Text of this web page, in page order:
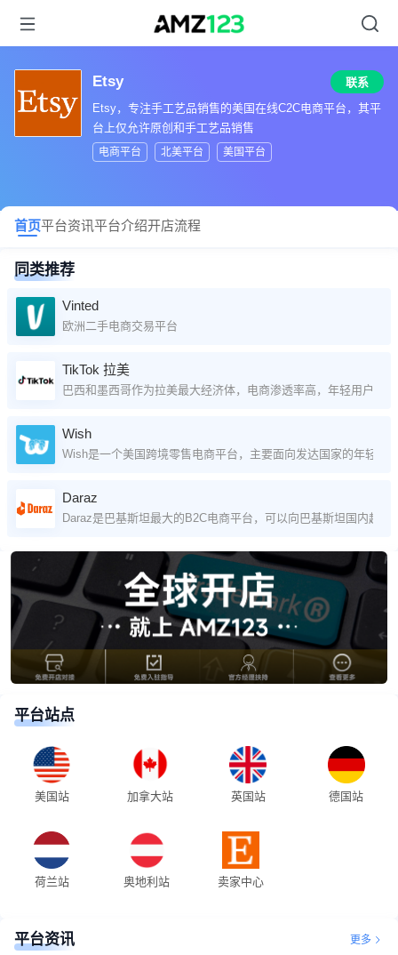
Etsy
联系
Etsy，专注手工艺品销售的美国在线C2C电商平台，其平
台上仅允许原创和手工艺品销售
电商平台 北美平台 美国平台
首页平台资讯平台介绍开店流程
同类推荐
Vinted
欧洲二手电商交易平台
TikTok 拉美
巴西和墨西哥作为拉美最大经济体，电商渗透率高，年轻用户占
Wish
Wish是一个美国跨境零售电商平台，主要面向发达国家的年轻
Daraz
Daraz是巴基斯坦最大的B2C电商平台，可以向巴基斯坦国内超过
平台站点
美国站 加拿大站 英国站 德国站
荷兰站 奥地利站 卖家中心
平台资讯 更多